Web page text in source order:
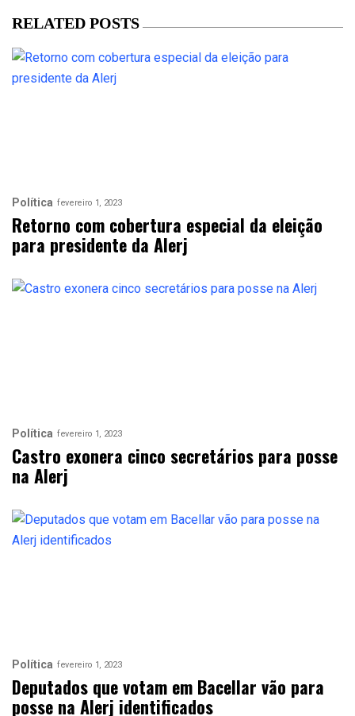
RELATED POSTS
Política fevereiro 1, 2023
Retorno com cobertura especial da eleição
para presidente da Alerj
Política fevereiro 1, 2023
Castro exonera cinco secretários para posse
na Alerj
Política fevereiro 1, 2023
Deputados que votam em Bacellar vão para
posse na Alerj identificados